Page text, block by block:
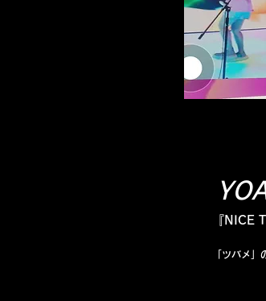
『NICE
「ツバメ」